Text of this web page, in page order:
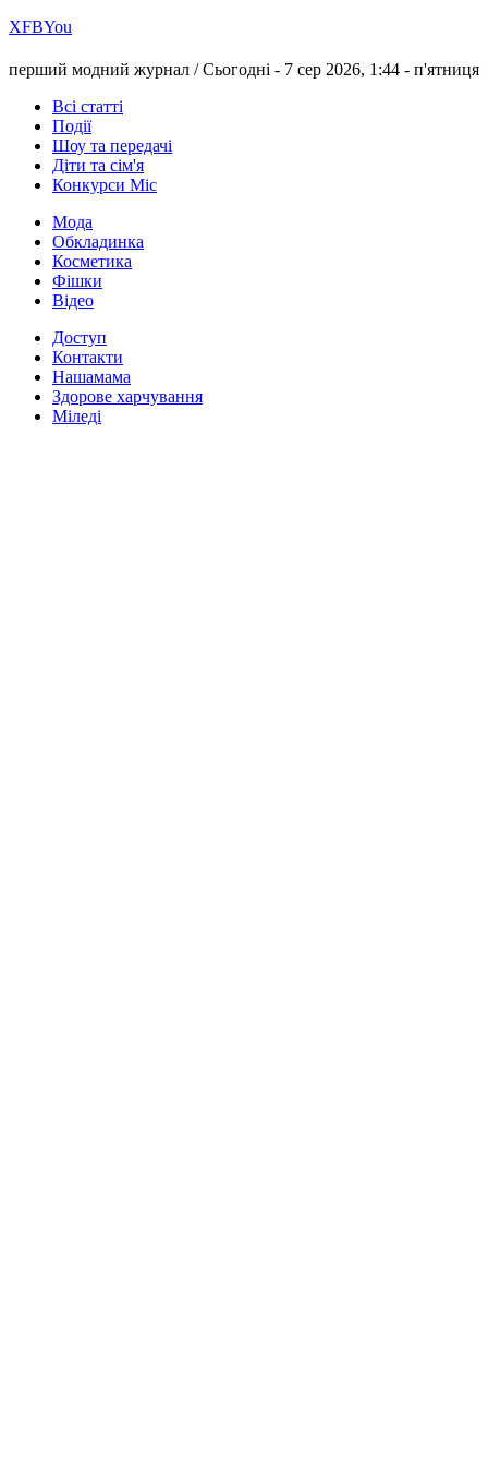
ХFBYou
перший модний журнал /Сьогодні - 7 сер 2026, 1:44 - п'ятниця
Всі статті
Події
Шоу та передачі
Діти та сім'я
Конкурси Міс
Мода
Обкладинка
Косметика
Фішки
Відео
Доступ
Контакти
Нашамама
Здорове харчування
Міледі